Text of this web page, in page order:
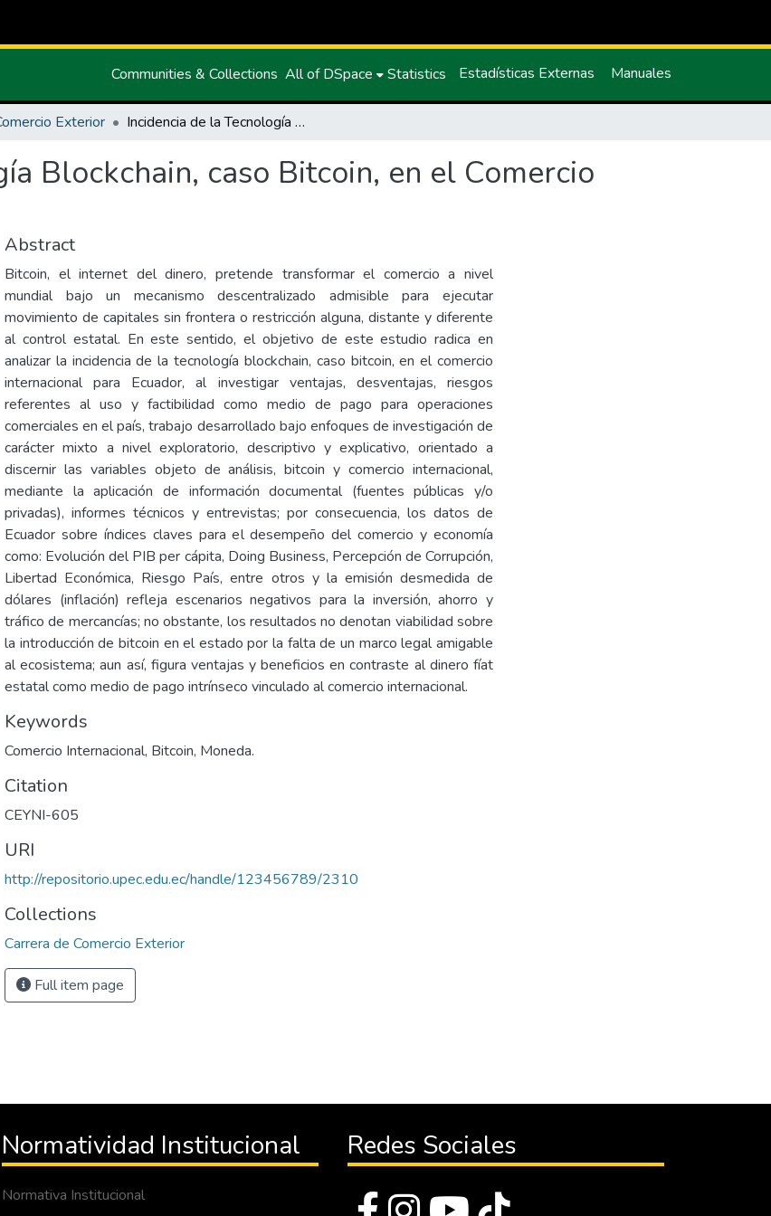
Communities & Collections All of DSpace Statistics Estadísticas Externas Manuales
Exterior Incidencia de la Tecnología Blockchain, caso Bitcoin, en el Comercio Internacional
Blockchain, caso Bitcoin, en el Comercio
Abstract
Bitcoin, el internet del dinero, pretende transformar el comercio a nivel
mundial bajo un mecanismo descentralizado admisible para ejecutar
movimiento de capitales sin frontera o restricción alguna, distante y diferente
al control estatal. En este sentido, el objetivo de este estudio radica en
analizar la incidencia de la tecnología blockchain, caso bitcoin, en el comercio
internacional para Ecuador, al investigar ventajas, desventajas, riesgos
referentes al uso y factibilidad como medio de pago para operaciones
comerciales en el país, trabajo desarrollado bajo enfoques de investigación de
carácter mixto a nivel exploratorio, descriptivo y explicativo, orientado a
discernir las variables objeto de análisis, bitcoin y comercio internacional,
mediante la aplicación de información documental (fuentes públicas y/o
privadas), informes técnicos y entrevistas; por consecuencia, los datos de
Ecuador sobre índices claves para el desempeño del comercio y economía
como: Evolución del PIB per cápita, Doing Business, Percepción de Corrupción,
Libertad Económica, Riesgo País, entre otros y la emisión desmedida de
dólares (inflación) refleja escenarios negativos para la inversión, ahorro y
tráfico de mercancías; no obstante, los resultados no denotan viabilidad sobre
la introducción de bitcoin en el estado por la falta de un marco legal amigable
al ecosistema; aun así, figura ventajas y beneficios en contraste al dinero fíat
estatal como medio de pago intrínseco vinculado al comercio internacional.
Keywords
Comercio Internacional, Bitcoin, Moneda.
Citation
CEYNI-605
URI
http://repositorio.upec.edu.ec/handle/123456789/2310
Collections
Carrera de Comercio Exterior
Full item page
Normatividad Institucional
Normativa Institucional
Redes Sociales